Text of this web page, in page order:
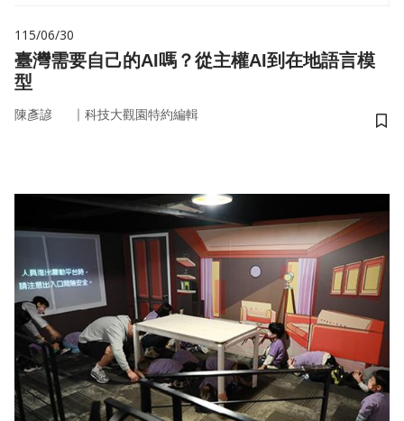
115/06/30
臺灣需要自己的AI嗎？從主權AI到在地語言模
型
陳彥諺 ｜ 科技大觀園特約編輯
儲